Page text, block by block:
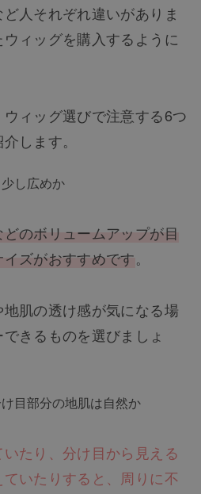
人それぞれ違いがありま
ィッグを購入するように
ィッグ選びで注意する6つ
します。
し広めか
のボリュームアップが目
ズがおすすめです。
肌の透け感が気になる場
きるものを選びましょ
目部分の地肌は自然か
たり、分け目から見える
いたりすると、周りに不